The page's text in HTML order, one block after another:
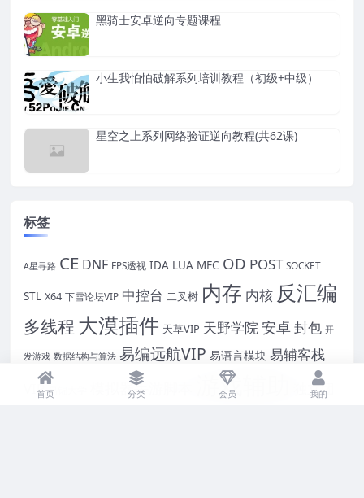
黑骑士安卓逆向专题课程
小生我怕怕破解系列培训教程（初级+中级）
星空之上系列网络验证逆向教程(共62课)
标签
A星寻路 CE DNF FPS透视 IDA LUA MFC OD POST SOCKET
STL X64 下雪论坛VIP 中控台 二叉树 内存 内核 反汇编
多线程 大漠插件 天草VIP 天野学院 安卓封包 开
发游戏 数据结构与算法 易编远航VIP 易语言模块 易辅客栈
VIP 易锦大学 模拟器手游脚本 游戏辅助
独立团
首页 分类 会员 我的